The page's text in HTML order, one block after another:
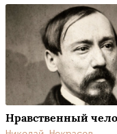
Нравственный